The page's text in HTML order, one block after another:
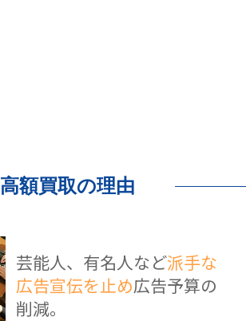
高額買取の理由
芸能人、有名人など派手な
広告宣伝を止め広告予算の
削減。